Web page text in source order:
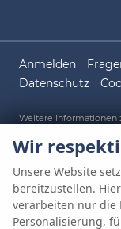
Anmelden
Datenschutz
Weitere Informationen
Stromverbrauch neuer
Kraftstoffverbrauch,
offiziellen
Verkaufsstellen und
unentgeltlich erhältlich
Wir
Unsere Website
bereitzustellen.
verarbeiten nur die
Personalisierung,